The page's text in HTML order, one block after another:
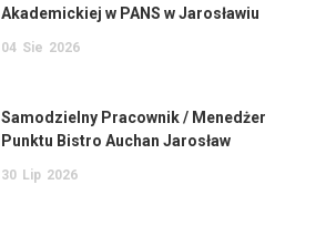
Akademickiej w PANS w Jarosławiu
04 Sie 2026
Samodzielny Pracownik / Menedżer
Punktu Bistro Auchan Jarosław
30 Lip 2026